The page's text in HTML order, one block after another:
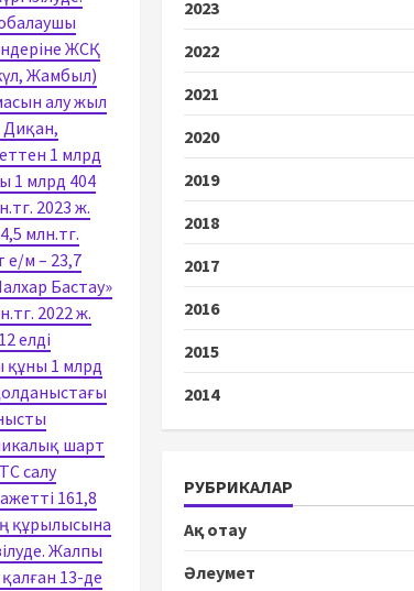
ЖСҚ
Жамбыл)
алу жыл
Диқан,
1 млрд
1 млрд 404
2023 ж.
млн.тг.
е/м – 23,7
Бастау»
2022 ж.
елді
құны 1 млрд
шарт
салу
161,8
құрылысына
Жалпы
13-де
2023
2022
2021
2020
2019
2018
2017
2016
2015
2014
РУБРИКАЛАР
Ақ отау
Әлеумет